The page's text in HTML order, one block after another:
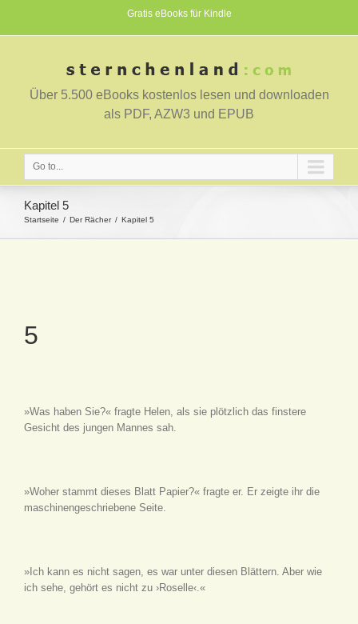
Gratis eBooks für Kindle
Über 5.500 eBooks kostenlos lesen und downloaden
als PDF, AZW3 und EPUB
Go to...
Kapitel 5
Startseite Der Rächer Kapitel 5
5
»Was haben Sie?« fragte Helen, als sie plötzlich das finstere
Gesicht des jungen Mannes sah.
»Woher stammt dieses Blatt Papier?« fragte er. Er zeigte ihr die
maschinengeschriebene Seite.
»Ich kann es nicht sagen, es war unter diesen Blättern. Aber wie
ich sehe, gehört es nicht zu ›Roselle‹.«